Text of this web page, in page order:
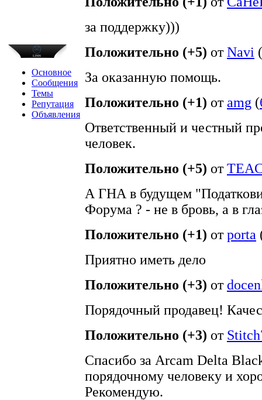
Основное
Сообщения
Темы
Репутация
Объявления
за поддержку)))
Положительно (+5) отNavi (
За оказанную помощь.
Положительно (+1) отamg (
Ответственный и честный
человек.
Положительно (+5) от
А ГНА в будущем
Форума ? - не в бровь, а в
Положительно (+1) отporta
Приятно иметь дело
Положительно (+3) от
Порядочный продавец!
Положительно (+3) от
Спасибо за Arcam Delta
порядочному человеку и
Рекомендую.